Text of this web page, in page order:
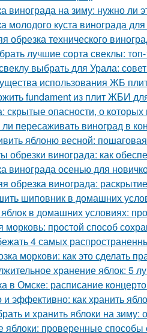
винограда на зиму: нужно ли
молодого куста винограда
обрезка технического
лучшие сорта свеклы:
выбрать для Урала:
использования ЖБ
fundament из плит ЖБИ
скрытые опасности, о
пересаживать виноград в
яблоню весной:
обрезки винограда: как
винограда осенью для
обрезка винограда:
шиповник в домашних
в домашних условиях:
морковь: простой способ
4 самых
моркови: как это сделать
хранение яблок: 5
в Омске: расписание
и эффективно: как хранить
и хранить яблоки на
яблоки: проверенные способы